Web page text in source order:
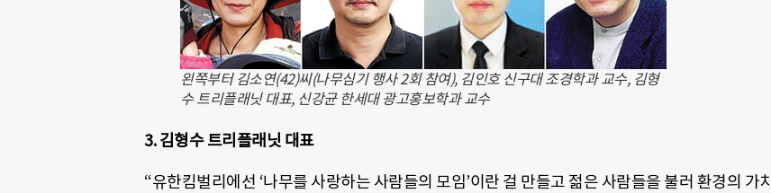
왼쪽부터 김소연(42)씨(나무심기 행사 2회 참여), 김인호 신구대 조경학과 교수, 김형
수 트리플래닛 대표, 신강균 한세대 광고홍보학과 교수
3. 김형수 트리플래닛 대표
“유한킴벌리에선 ‘나무를 사랑하는 사람들의 모임’이란 걸 만들고 젊은 사람들을 불러 환경의 가치